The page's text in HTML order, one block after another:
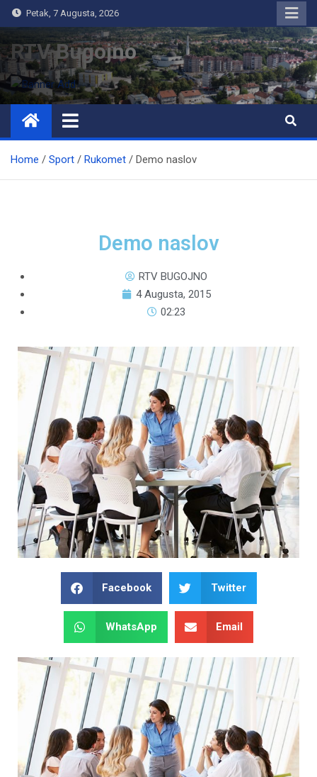
Petak, 7 Augusta, 2026
RTV Bugojno
Home Sport Rukomet Demo naslov
Demo naslov
RTV BUGOJNO
4 Augusta, 2015
02:23
Facebook Twitter
WhatsApp Email